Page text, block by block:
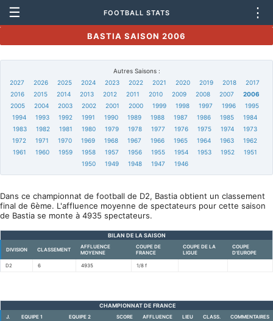
☰ FOOTBALL STATS ⋮
BASTIA SAISON 2006
Autres Saisons :
2027
2026 2025 2024 2023 2022 2021 2020 2019 2018
2017
2016
2015 2014 2013 2012 2011 2010 2009 2008 2007
2006
2005
2004 2003 2002 2001 2000 1999 1998 1997 1996
1995
1994
1993 1992 1991 1990 1989 1988 1987 1986 1985
1984
1983
1982 1981 1980 1979 1978 1977 1976 1975 1974
1973
1972
1971 1970 1969 1968 1967 1966 1965 1964 1963
1962
1961
1960 1959 1958 1957 1956 1955 1954 1953 1952
1951
1950
1949 1948 1947 1946
Dans ce championnat de football de D2, Bastia obtient un classement
final de 6ème. L'affluence moyenne de spectateurs pour cette saison
de Bastia se monte à 4935 spectateurs.
BILAN DE LA SAISON
DIVISION CLASSEMENT
AFFLUENCE
MOYENNE
COUPE DE
FRANCE
COUPE DE LA
LIGUE
COUPE
D'EUROPE
D2 6 4935 1/8 f
CHAMPIONNAT DE FRANCE
J. EQUIPE 1 EQUIPE 2 SCORE AFFLUENCE LIEU CLASS. COMMENTAIRES